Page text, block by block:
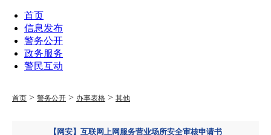
首页
信息发布
警务公开
政务服务
警民互动
首页 > 警务公开 > 办事表格 > 其他
【网安】互联网上网服务营业场所安全审核申请书